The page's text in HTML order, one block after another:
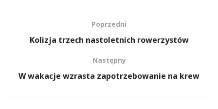
Poprzedni
Kolizja trzech nastoletnich rowerzystów
Następny
W wakacje wzrasta zapotrzebowanie na krew